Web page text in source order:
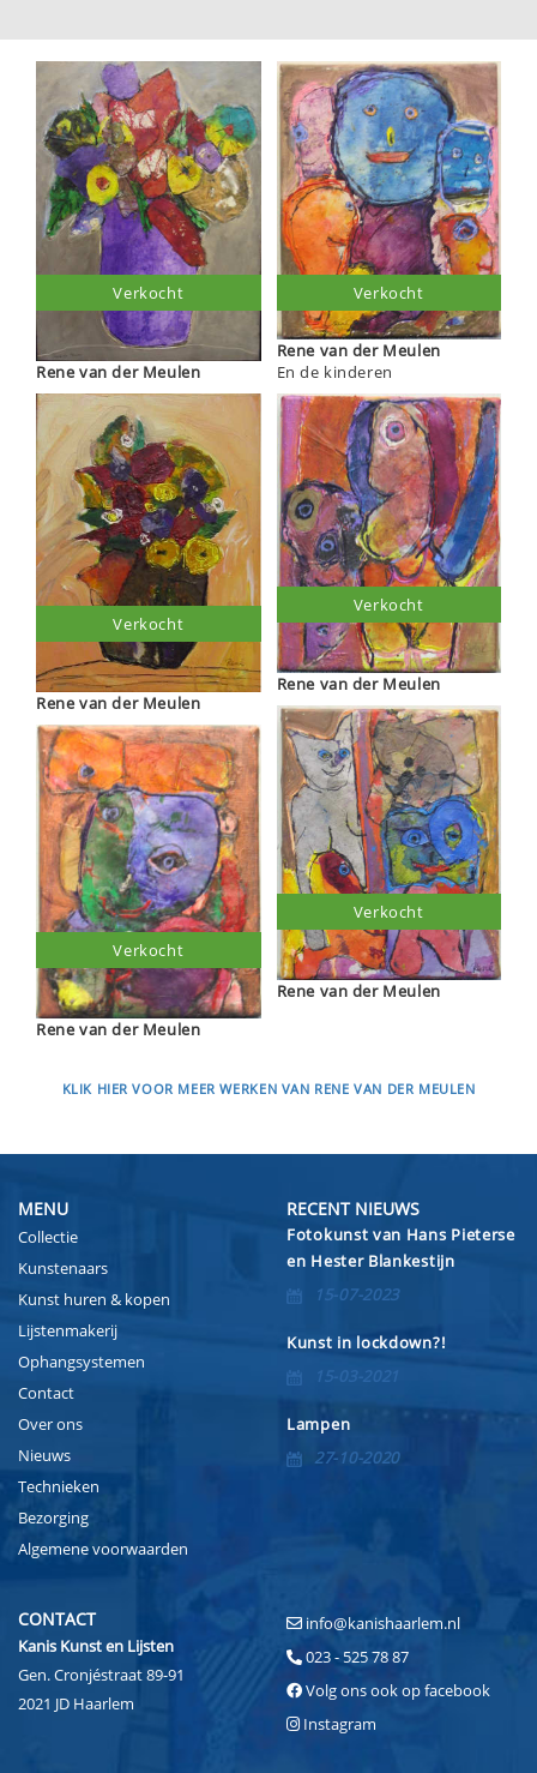
Rene van der Meulen
Verkocht
Rene van der Meulen
Verkocht
Rene van der Meulen
Verkocht
Rene van der Meulen
En de kinderen
Verkocht
Rene van der Meulen
Verkocht
Rene van der Meulen
Verkocht
KLIK HIER VOOR MEER WERKEN VAN RENE VAN DER MEULEN
MENU
Collectie
Kunstenaars
Kunst huren & kopen
Lijstenmakerij
Ophangsystemen
Contact
Over ons
Nieuws
Technieken
Bezorging
Algemene voorwaarden
RECENT NIEUWS
Fotokunst van Hans Pieterse
en Hester Blankestijn
15-07-2023
Kunst in lockdown?!
15-03-2021
Lampen
27-10-2020
CONTACT
Kanis Kunst en Lijsten
Gen. Cronjéstraat 89-91
2021 JD Haarlem
info@kanishaarlem.nl
023 - 525 78 87
Volg ons ook op facebook
Instagram